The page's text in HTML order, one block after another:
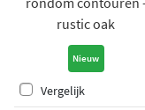
Nieuw
Vergelijk